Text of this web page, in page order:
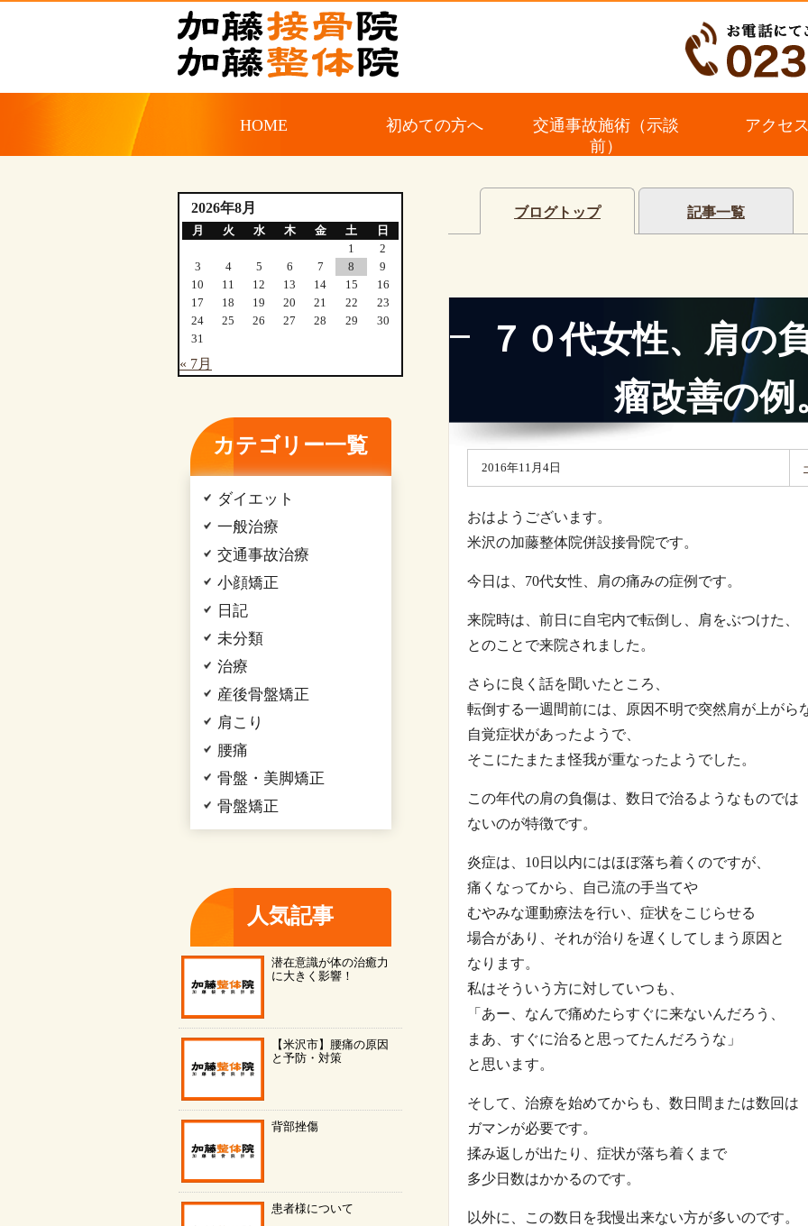
HOME 初めての方へ
交通事故施術（示談
前）
アクセ
ブログトップ 記事一覧
７０代女性、肩の
瘤改善の例
2016年11月4日
おはようございます。
米沢の加藤整体院併設接骨院です。
今日は、70代女性、肩の痛みの症例です。
来院時は、前日に自宅内で転倒し、肩をぶつけた、
とのことで来院されました。
さらに良く話を聞いたところ、
転倒する一週間前には、原因不明で突然肩が上がら
自覚症状があったようで、
そこにたまたま怪我が重なったようでした。
この年代の肩の負傷は、数日で治るようなものでは
ないのが特徴です。
炎症は、10日以内にはほぼ落ち着くのですが、
痛くなってから、自己流の手当てや
むやみな運動療法を行い、症状をこじらせる
場合があり、それが治りを遅くしてしまう原因と
なります。
私はそういう方に対していつも、
「あー、なんで痛めたらすぐに来ないんだろう、
まあ、すぐに治ると思ってたんだろうな」
と思います。
そして、治療を始めてからも、数日間または数回は
ガマンが必要です。
揉み返しが出たり、症状が落ち着くまで
多少日数はかかるのです。
以外に、この数日を我慢出来ない方が多いのです。
2026年8月
月 火 水 木 金 土
日
1
2
3
4 5 6 7 8
9
10
11 12 13 14 15
16
17
18 19 20 21 22
23
24
25 26 27 28 29
30
31
« 7月
カテゴリー一覧
ダイエット
一般治療
交通事故治療
小顔矯正
日記
未分類
治療
産後骨盤矯正
肩こり
腰痛
骨盤・美脚矯正
骨盤矯正
人気記事
潜在意識が体の治癒力
に大きく影響！
【米沢市】腰痛の原因
と予防・対策
背部挫傷
患者様について